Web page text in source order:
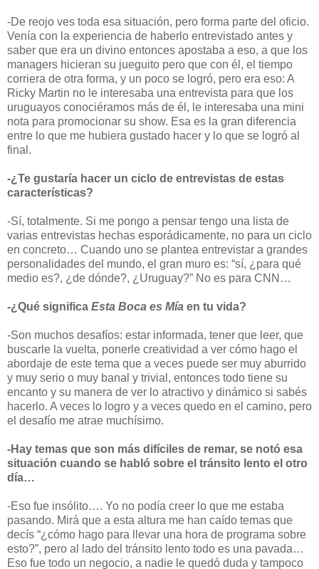
-De reojo ves toda esa situación, pero forma parte del oficio.
Venía con la experiencia de haberlo entrevistado antes y
saber que era un divino entonces apostaba a eso, a que los
managers hicieran su jueguito pero que con él, el tiempo
corriera de otra forma, y un poco se logró, pero era eso: A
Ricky Martin no le interesaba una entrevista para que los
uruguayos conociéramos más de él, le interesaba una mini
nota para promocionar su show. Esa es la gran diferencia
entre lo que me hubiera gustado hacer y lo que se logró al
final.
-¿Te gustaría hacer un ciclo de entrevistas de estas
características?
-Sí, totalmente. Si me pongo a pensar tengo una lista de
varias entrevistas hechas esporádicamente, no para un ciclo
en concreto… Cuando uno se plantea entrevistar a grandes
personalidades del mundo, el gran muro es: “sí, ¿para qué
medio es?, ¿de dónde?, ¿Uruguay?” No es para CNN…
-¿Qué significa Esta Boca es Mía en tu vida?
-Son muchos desafíos: estar informada, tener que leer, que
buscarle la vuelta, ponerle creatividad a ver cómo hago el
abordaje de este tema que a veces puede ser muy aburrido
y muy serio o muy banal y trivial, entonces todo tiene su
encanto y su manera de ver lo atractivo y dinámico si sabés
hacerlo. A veces lo logro y a veces quedo en el camino, pero
el desafío me atrae muchísimo.
-Hay temas que son más difíciles de remar, se notó esa
situación cuando se habló sobre el tránsito lento el otro
día…
-Eso fue insólito…. Yo no podía creer lo que me estaba
pasando. Mirá que a esta altura me han caído temas que
decís “¿cómo hago para llevar una hora de programa sobre
esto?”, pero al lado del tránsito lento todo es una pavada…
Eso fue todo un negocio, a nadie le quedó duda y tampoco